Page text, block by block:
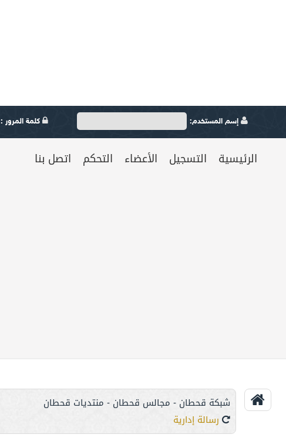
إسم المستخدم: كلمة المرور :
الرئيسية التسجيل الأعضاء التحكم اتصل بنا
شبكة قحطان - مجالس قحطان - منتديات قحطان
رسالة إدارية